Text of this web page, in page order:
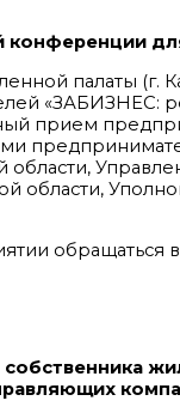
конференции
палаты (г.
«ЗАБИЗНЕС:
прием
области,
обращаться